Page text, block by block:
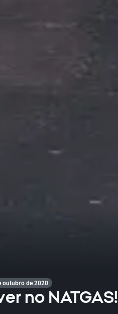
outubro de 2020
no NATGAS!